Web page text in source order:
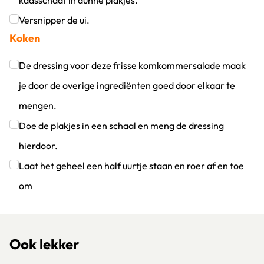
Klik om dit selectievakje aan te vinken
Versnipper de ui.
Klik om dit selectievakje aan te vinken
Koken
De dressing voor deze frisse komkommersalade maak
je door de overige ingrediënten goed door elkaar te
mengen.
Klik om dit selectievakje aan te vinken
Doe de plakjes in een schaal en meng de dressing
hierdoor.
Klik om dit selectievakje aan te vinken
Laat het geheel een half uurtje staan en roer af en toe
om
Ook lekker